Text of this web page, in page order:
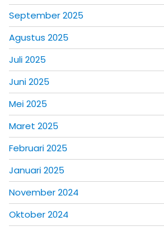
September 2025
Agustus 2025
Juli 2025
Juni 2025
Mei 2025
Maret 2025
Februari 2025
Januari 2025
November 2024
Oktober 2024